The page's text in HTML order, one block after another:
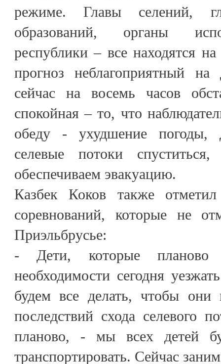
режиме. Главы селений,
образований, органы
республики – все находятся
прогноз неблагоприятный
сейчас на восемь часов
спокойная – то, что
обеду - ухудшение
селевые потоки
обеспечиваем эвакуацию.
Казбек Коков также
соревнований, которые не
Приэльбрусье:
- Дети, которые планово
необходимости сегодня
будем все делать, чтобы
последствий схода селевого
планово, - мы всех детей
транспортировать. Сейчас